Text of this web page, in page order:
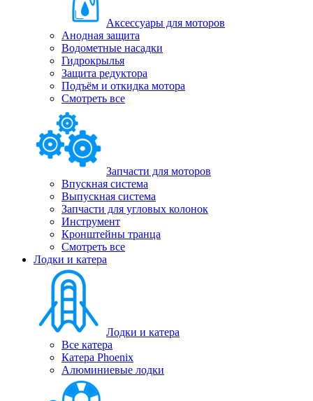
Аксессуары для моторов
Анодная защита
Водометные насадки
Гидрокрылья
Защита редуктора
Подъём и откидка мотора
Смотреть все
Запчасти для моторов
Впускная система
Выпускная система
Запчасти для угловых колонок
Инструмент
Кронштейны транца
Смотреть все
Лодки и катера
Лодки и катера
Все катера
Катера Phoenix
Алюминиевые лодки